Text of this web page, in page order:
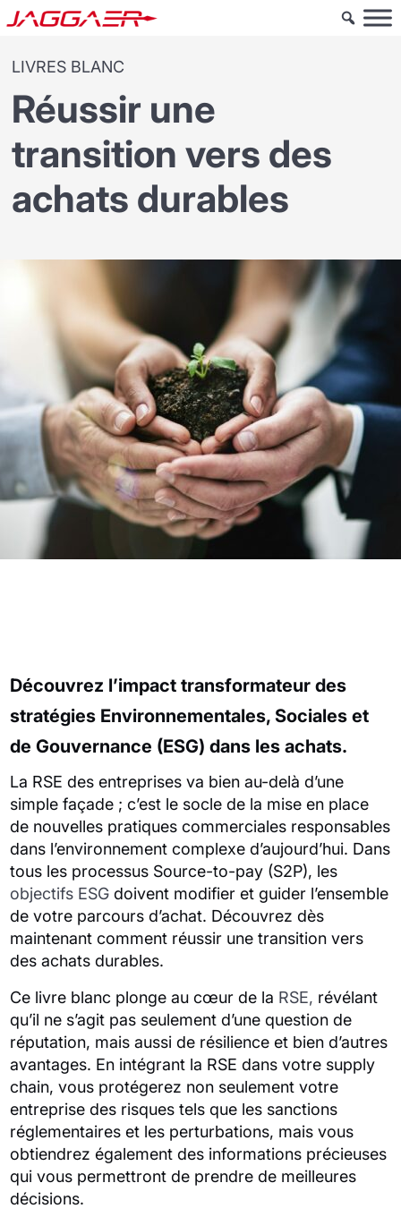
LIVRES BLANC
Réussir une
transition vers des
achats durables
Découvrez l’impact transformateur des
stratégies Environnementales, Sociales et
de Gouvernance (ESG) dans les achats.
La RSE des entreprises va bien au-delà d’une
simple façade ; c’est le socle de la mise en place
de nouvelles pratiques commerciales responsables
dans l’environnement complexe d’aujourd’hui. Dans
tous les processus Source-to-pay (S2P), les
objectifs ESG doivent modifier et guider l’ensemble
de votre parcours d’achat. Découvrez dès
maintenant comment réussir une transition vers
des achats durables.
Ce livre blanc plonge au cœur de la RSE, révélant
qu’il ne s’agit pas seulement d’une question de
réputation, mais aussi de résilience et bien d’autres
avantages. En intégrant la RSE dans votre supply
chain, vous protégerez non seulement votre
entreprise des risques tels que les sanctions
réglementaires et les perturbations, mais vous
obtiendrez également des informations précieuses
qui vous permettront de prendre de meilleures
décisions.